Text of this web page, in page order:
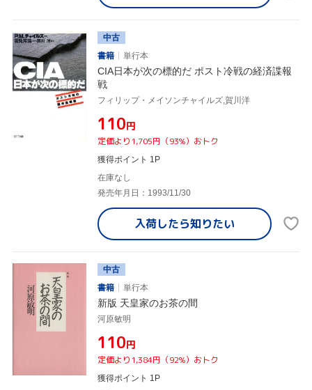
中古
書籍
単行本
CIA日本が次の標的だ ポスト冷戦の経済諜報
戦
フィリップ・メイソンチャイルズ,賀川洋
¥110円
定価より1,705円（93%）おトク
獲得ポイント 1P
在庫なし
発売年月日：1993/11/30
入荷したら知りたい
中古
書籍
単行本
新版 天皇家のお茶の間
河原敏明
¥110円
定価より1,384円（92%）おトク
獲得ポイント 1P